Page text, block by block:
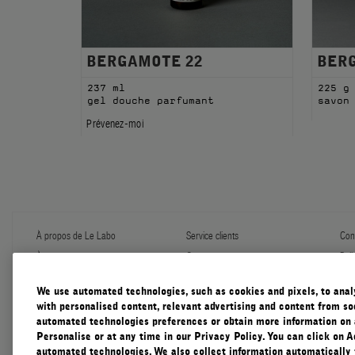
BERGAMOTE 22
237 ml
gel douche parfumant
Prévenez-moi
225 g
À propos de Le Labo
À propos
Échantillons
Le Journal
Notre Impact
Pratiques Responsables
Accessibility View
Service clients
Contactez-nous
FAQ
Garantie diffuser
Cadeaux d'entreprise
We use automated technologies, such as cookies and pixels, to
with personalised content, relevant advertising and content from
automated technologies preferences or obtain more information
Personalise or at any time in our Privacy Policy. You can click on
automated technologies. We also collect information automatically